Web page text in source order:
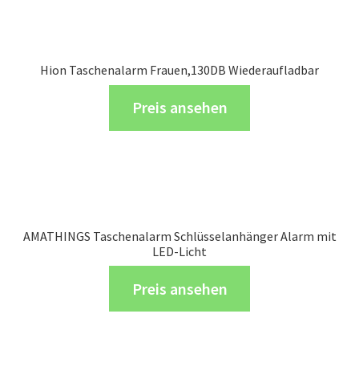
Hion Taschenalarm Frauen,130DB Wiederaufladbar
Preis ansehen
AMATHINGS Taschenalarm Schlüsselanhänger Alarm mit
LED-Licht
Preis ansehen